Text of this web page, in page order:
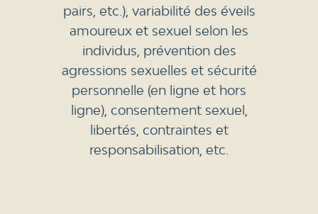
pairs, etc.), variabilité des éveils
amoureux et sexuel selon les
individus, prévention des
agressions sexuelles et sécurité
personnelle (en ligne et hors
ligne), consentement sexuel,
libertés, contraintes et
responsabilisation, etc.